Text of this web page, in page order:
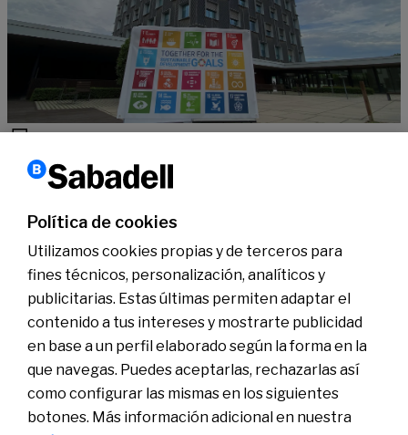
10 años con los ODS, apoyados por
#SabadellCompromisSostenible
Leer más
Conócenos
Sala de Prensa
Actualidad
Nos entendemos
Plan de Pensiones de Empleo de Banco Sabadell
Política de cookies
Utilizamos cookies propias y de terceros para
fines técnicos, personalización, analíticos y
publicitarias. Estas últimas permiten adaptar el
contenido a tus intereses y mostrarte publicidad
en base a un perfil elaborado según la forma en la
que navegas. Puedes aceptarlas, rechazarlas así
como configurar las mismas en los siguientes
botones. Más información adicional en nuestra